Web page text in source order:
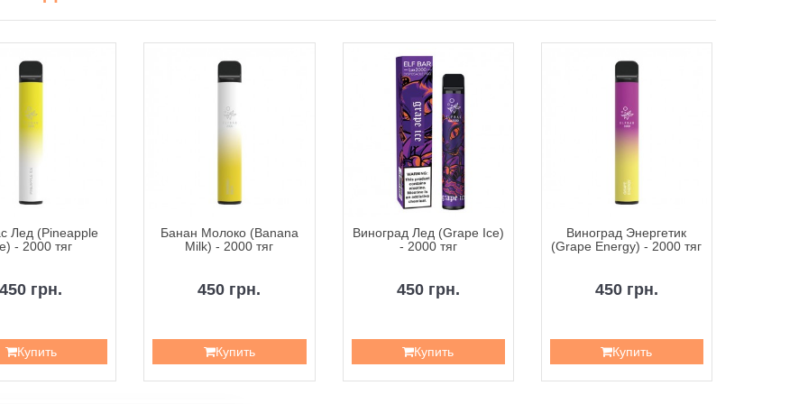
Лед (Pineapple
- 2000 тяг
450 грн.
Купить
Банан Молоко (Banana
Milk) - 2000 тяг
450 грн.
Купить
Виноград Лед (Grape Ice)
- 2000 тяг
450 грн.
Купить
Виноград Энергетик
(Grape Energy) - 2000 тяг
450 грн.
Купить